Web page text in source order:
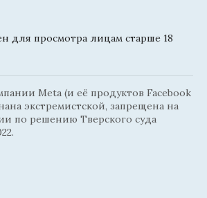
для просмотра лицам старше 18
Meta (и её продуктов Facebook
экстремистской, запрещена на
по решению Тверского суда